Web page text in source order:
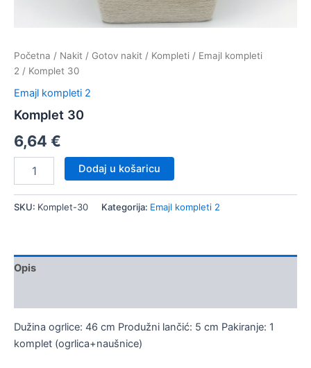
Početna / Nakit / Gotov nakit / Kompleti / Emajl kompleti
2 / Komplet 30
Emajl kompleti 2
Komplet 30
6,64 €
Dodaj u košaricu
SKU: Komplet-30 Kategorija: Emajl kompleti 2
Opis
Dužina ogrlice: 46 cm Produžni lančić: 5 cm Pakiranje: 1
komplet (ogrlica+naušnice)